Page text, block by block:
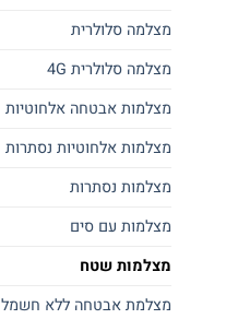
מצלמה סלולרית
מצלמה סלולרית 4G
מצלמות אבטחה אלחוטיות
מצלמות אלחוטיות נסתרות
מצלמות נסתרות
מצלמות עם סים
מצלמות שטח
מצלמת אבטחה ללא חשמל